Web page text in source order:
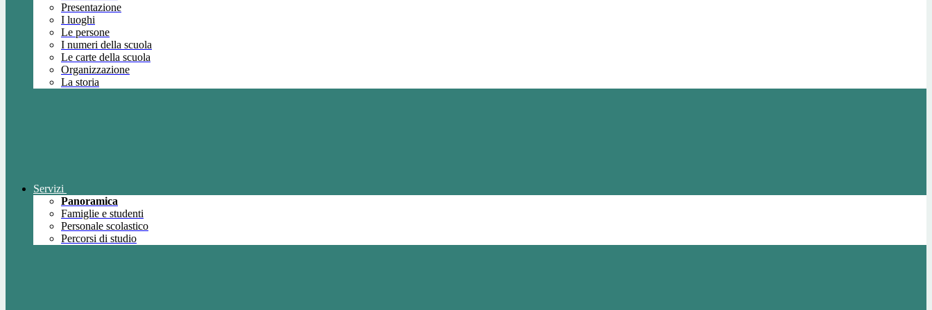
Presentazione
I luoghi
Le persone
I numeri della scuola
Le carte della scuola
Organizzazione
La storia
Servizi
Panoramica
Famiglie e studenti
Personale scolastico
Percorsi di studio